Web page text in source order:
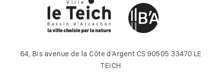
64, Bis avenue de la Côte d’Argent CS 90505 33470 LE
TEICH